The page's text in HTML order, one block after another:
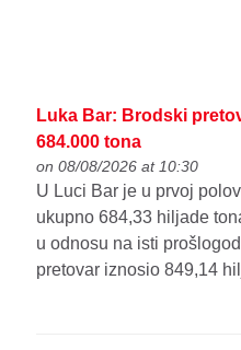
Luka Bar: Brodski
684.000 tona
on 08/08/2026 at 10:30
U Luci Bar je u prvoj
ukupno 684,33 hiljade
u odnosu na isti
pretovar iznosio 849,14